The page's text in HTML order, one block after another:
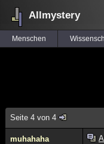
Allmystery
Menschen
Seite 4 von 4
muhahaha